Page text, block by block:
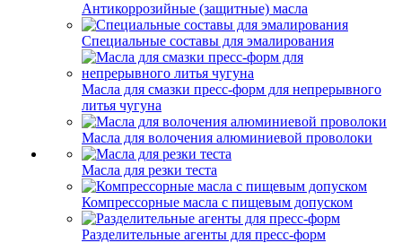
Антикоррозийные (защитные) масла
Специальные составы для эмалирования
Масла для смазки пресс-форм для непрерывного
литья чугуна
Масла для волочения алюминиевой проволоки
Масла для резки теста
Компрессорные масла с пищевым допуском
Разделительные агенты для пресс-форм